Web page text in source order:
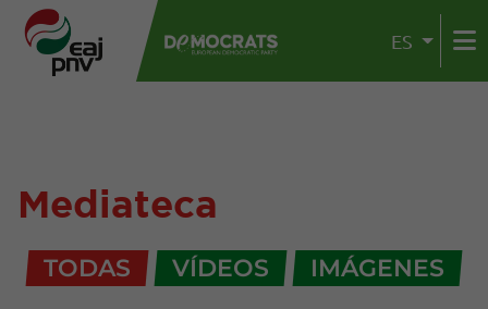
ES
Mediateca
TODAS VÍDEOS IMÁGENES